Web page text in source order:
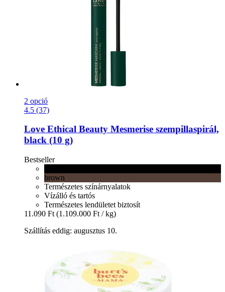
2 opció
4.5 (37)
Love Ethical Beauty Mesmerise szempillaspirál,
black (10 g)
Bestseller
brown
Természetes színárnyalatok
Vízálló és tartós
Természetes lendületet biztosít
11.090 Ft (1.109.000 Ft / kg)
Szállítás eddig: augusztus 10.